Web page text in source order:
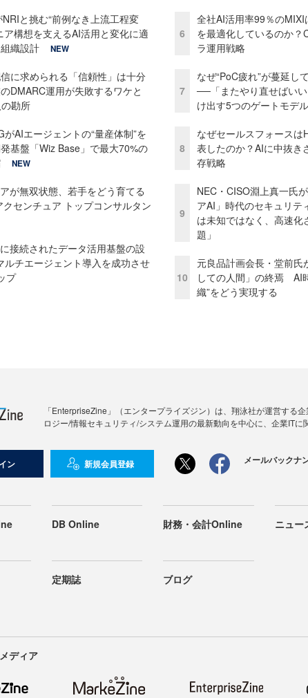
と挑む“前例なき上流工程変
構想を支えるAI活用と変化に適
織設計
NEW
に求められる「信頼性」は十分
DMARC運用が失敗するワケと
勘所
がAIエージェントの“量産体制”を
基盤「Wiz Base」で最大70%の
NEW
が無双状態、若手をどう育てる
クセンチュア トップコンサルタン
接続されたデータ活用基盤の設
チエージェント導入を成功させ
プ
6
全社AI活用率99％のMIXI
を最適化しているのか？
ラ運用戦略
7
なぜ“PoC疲れ”が蔓延し
──「またやり直せばい
け出す5つのゲートモデル
8
なぜセールスフォースは
表したのか？AIに中抜き
存戦略
9
NEC・CISO淵上真一氏
アAI」時代のセキュリテ
は未知ではなく、高速化
題」
10
元良品計画会長・堂前氏
しての人間」の終焉 AI
織”をどう実現する
「EnterpriseZine」（エンタープライズジン）は、翔泳社が運営する
ロジー/情報セキュリティ/システム運用の最新動向を中心に、企業ITに
ン 新規会員登録 メールバックナ
DB Online 財務・会計Online ニュー
定期誌 ブログ
ディア